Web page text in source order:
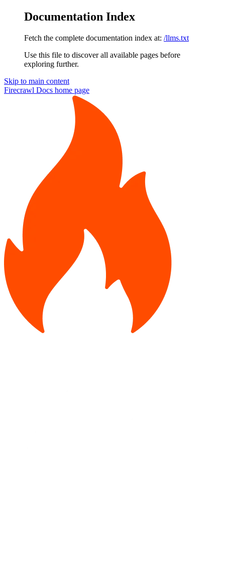
Documentation Index
Fetch the complete documentation index at: /llms.txt
Use this file to discover all available pages before
exploring further.
Skip to main content
Firecrawl Docs home page